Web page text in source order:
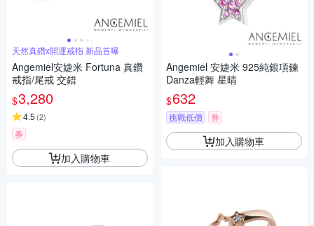
天然真鑽x開運戒指 新品首曝
Angemiel安婕米 Fortuna 真鑽
戒指/尾戒 交錯
$3,280
4.5 (2)
券
加入購物車
Angemiel 安婕米 925純銀項鍊
Danza輕舞 星晴
$632
挑戰低價 券
加入購物車